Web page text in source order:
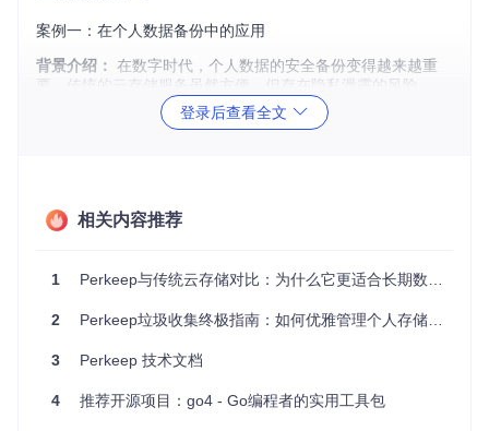
案例一：在个人数据备份中的应用
背景介绍： 在数字时代，个人数据的安全备份变得越来越重
要。传统的云存储服务虽然方便，但存在隐私泄露的风险。
用户可以通过搭建Perkeep服务器，将个人数据存
全性，同时还能享受到云存储的便捷性。Perkeep的灵活配置
案例二：解决数据孤岛问题
在企业或组织中，不同部门或团队之间往往存在数
据孤岛，导致信息共享困难。
开源项目的解决方案：通过部署Perkeep服务器，企业可以构
型，可以轻松集成到现有的IT架构中。
登录后查看全文
相关内容推荐
1 Perkeep与传统云存储对比：为什么它更适合长期数据保存的终极指南
2 Perkeep垃圾收集终极指南：如何优雅管理个人存储空间
3 Perkeep 技术文档
4 推荐开源项目：go4 - Go编程者的实用工具包